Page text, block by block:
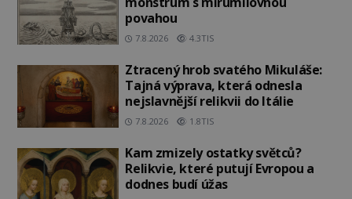
povahou
7.8.2026 4.3TIS
Ztracený hrob svatého Mikuláše:
Tajná výprava, která odnesla
nejslavnější relikvii do Itálie
7.8.2026 1.8TIS
Kam zmizely ostatky světců?
Relikvie, které putují Evropou a
dodnes budí úžas